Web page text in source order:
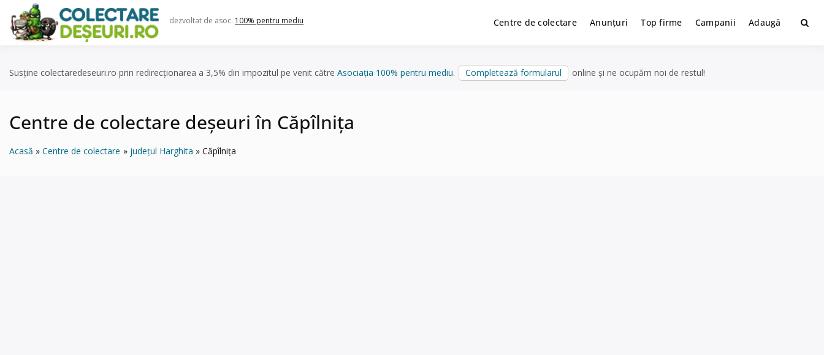
content
dezvoltat de asoc. 100% pentru mediu Centre de colectare Anunțuri Top firme Campanii Adaugă
Susține colectaredeseuri.ro prin redirecționarea a 3,5% din impozitul pe venit către Asociația 100% pentru mediu. Completează formularul online și ne ocupăm noi de restul!
Centre de colectare deșeuri în Căpîlniţa
Acasă Centre de colectare județul Harghita Căpîlniţa